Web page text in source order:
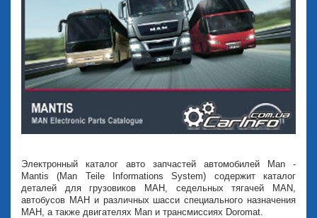
Электронный каталог авто запчастей автомобилей Man -
Mantis (Man Teile Informations System) содержит каталог
деталей для грузовиков МАН, седельных тягачей MAN,
автобусов МАН и различных шасси специального назначения
МАН, а также двигателях Man и трансмиссиях Doromat.